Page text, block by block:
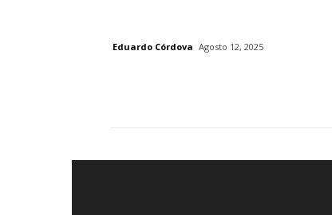
Eduardo Córdova Agosto 12, 2025